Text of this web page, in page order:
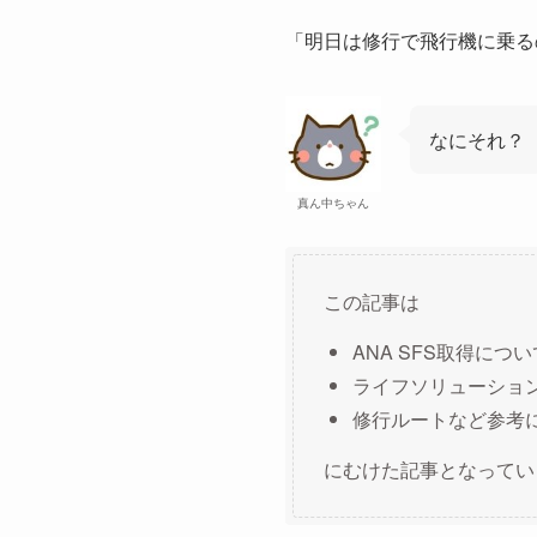
「明日は修行で飛行機に乗
真ん中ちゃん
なにそれ？
この記事は
ANA SFS取得につ
ライフソリューショ
修行ルートなど参考
にむけた記事となって